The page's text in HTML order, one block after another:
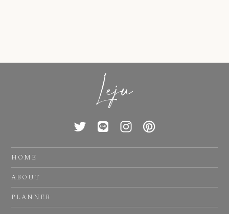
HOME
ABOUT
PLANNER